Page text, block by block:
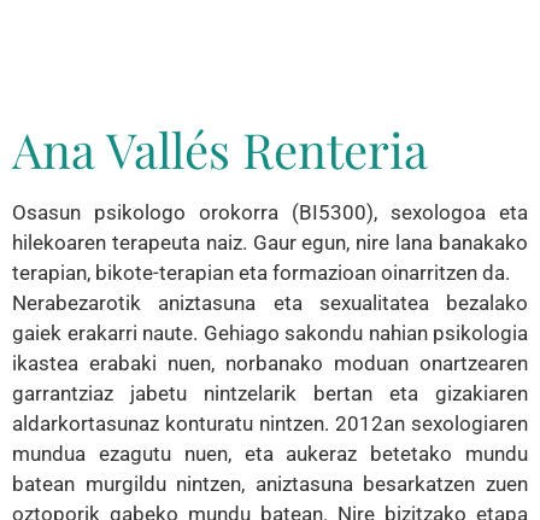
Ana Vallés Renteria
Osasun psikologo orokorra (BI5300), sexologoa eta
hilekoaren terapeuta naiz. Gaur egun, nire lana banakako
terapian, bikote-terapian eta formazioan oinarritzen da.
Nerabezarotik aniztasuna eta sexualitatea bezalako
gaiek erakarri naute. Gehiago sakondu nahian psikologia
ikastea erabaki nuen, norbanako moduan onartzearen
garrantziaz jabetu nintzelarik bertan eta gizakiaren
aldarkortasunaz konturatu nintzen. 2012an sexologiaren
mundua ezagutu nuen, eta aukeraz betetako mundu
batean murgildu nintzen, aniztasuna besarkatzen zuen
oztoporik gabeko mundu batean. Nire bizitzako etapa